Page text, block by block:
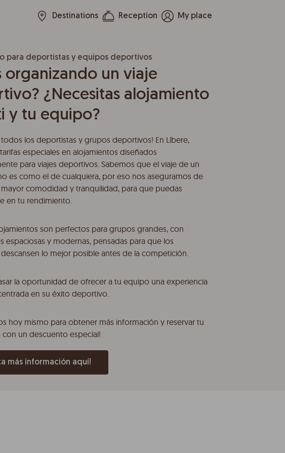
Destinations Reception My place
para deportistas y equipos deportivos
organizando un viaje
¿Necesitas alojamiento
y tu equipo?
todos los deportistas y grupos deportivos! En Líbere,
especiales en alojamientos diseñados
para viajes deportivos. Sabemos que el viaje de un
es como el de cualquiera, por eso nos aseguramos de
comodidad y tranquilidad, para que puedas
en tu rendimiento.
son perfectos para grupos grandes, con
espaciosas y modernas, pensadas para que los
lo mejor posible antes de la competición.
la oportunidad de ofrecer a tu equipo una experiencia
en su éxito deportivo.
hoy mismo para obtener más información y reservar tu
un descuento especial!
más información aquí!